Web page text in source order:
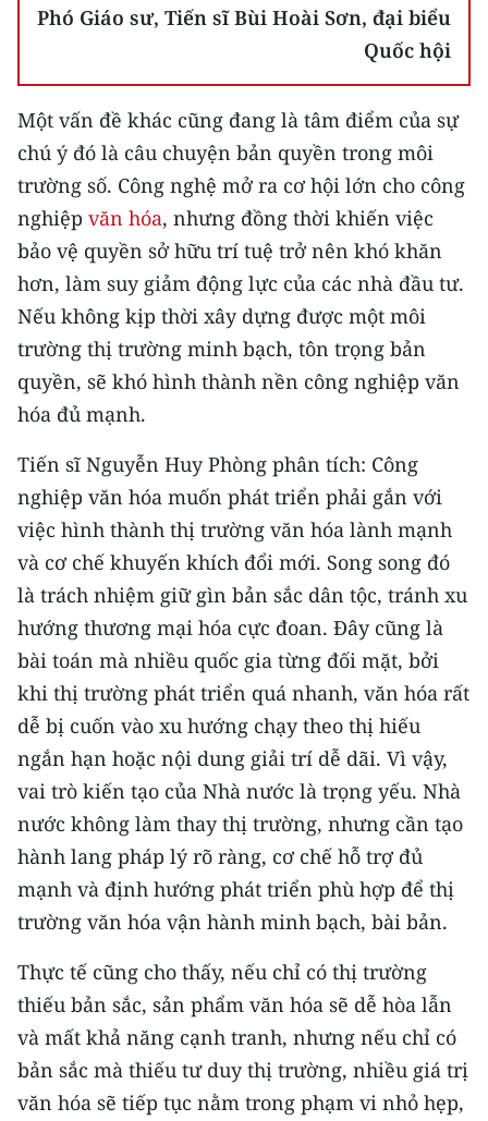
Phó Giáo sư, Tiến sĩ Bùi Hoài Sơn, đại biểu
Quốc hội
Một vấn đề khác cũng đang là tâm điểm của sự
chú ý đó là câu chuyện bản quyền trong môi
trường số. Công nghệ mở ra cơ hội lớn cho công
nghiệp văn hóa, nhưng đồng thời khiến việc
bảo vệ quyền sở hữu trí tuệ trở nên khó khăn
hơn, làm suy giảm động lực của các nhà đầu tư.
Nếu không kịp thời xây dựng được một môi
trường thị trường minh bạch, tôn trọng bản
quyền, sẽ khó hình thành nền công nghiệp văn
hóa đủ mạnh.
Tiến sĩ Nguyễn Huy Phòng phân tích: Công
nghiệp văn hóa muốn phát triển phải gắn với
việc hình thành thị trường văn hóa lành mạnh
và cơ chế khuyến khích đổi mới. Song song đó
là trách nhiệm giữ gìn bản sắc dân tộc, tránh xu
hướng thương mại hóa cực đoan. Đây cũng là
bài toán mà nhiều quốc gia từng đối mặt, bởi
khi thị trường phát triển quá nhanh, văn hóa rất
dễ bị cuốn vào xu hướng chạy theo thị hiếu
ngắn hạn hoặc nội dung giải trí dễ dãi. Vì vậy,
vai trò kiến tạo của Nhà nước là trọng yếu. Nhà
nước không làm thay thị trường, nhưng cần tạo
hành lang pháp lý rõ ràng, cơ chế hỗ trợ đủ
mạnh và định hướng phát triển phù hợp để thị
trường văn hóa vận hành minh bạch, bài bản.
Thực tế cũng cho thấy, nếu chỉ có thị trường
thiếu bản sắc, sản phẩm văn hóa sẽ dễ hòa lẫn
và mất khả năng cạnh tranh, nhưng nếu chỉ có
bản sắc mà thiếu tư duy thị trường, nhiều giá trị
văn hóa sẽ tiếp tục nằm trong phạm vi nhỏ hẹp,